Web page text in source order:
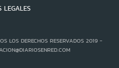
LEGALES
LOS DERECHOS RESERVADOS 2019 -